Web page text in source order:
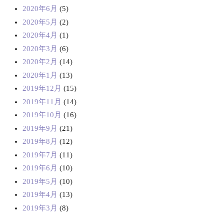
2020年6月 (5)
2020年5月 (2)
2020年4月 (1)
2020年3月 (6)
2020年2月 (14)
2020年1月 (13)
2019年12月 (15)
2019年11月 (14)
2019年10月 (16)
2019年9月 (21)
2019年8月 (12)
2019年7月 (11)
2019年6月 (10)
2019年5月 (10)
2019年4月 (13)
2019年3月 (8)